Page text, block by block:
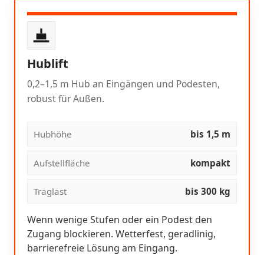
Hublift
0,2–1,5 m Hub an Eingängen und Podesten,
robust für Außen.
Hubhöhe bis 1,5 m
Aufstellfläche kompakt
Traglast bis 300 kg
Wenn wenige Stufen oder ein Podest den
Zugang blockieren. Wetterfest, geradlinig,
barrierefreie Lösung am Eingang.